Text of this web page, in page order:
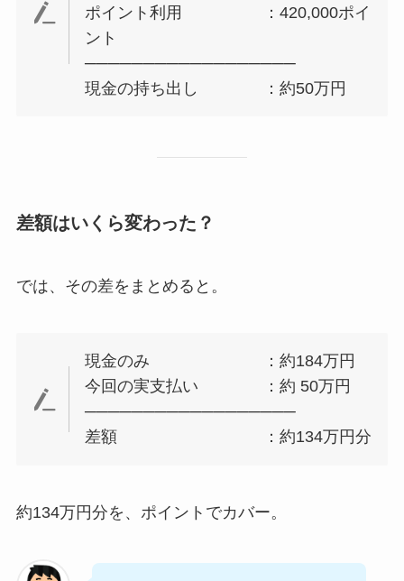
ポイント利用 ：420,000ポイ
ント
──────────────────
現金の持ち出し ：約50万円
差額はいくら変わった？
では、その差をまとめると。
現金のみ ：約184万円
今回の実支払い ：約 50万円
──────────────────
差額 ：約134万円分
約134万円分を、ポイントでカバー。